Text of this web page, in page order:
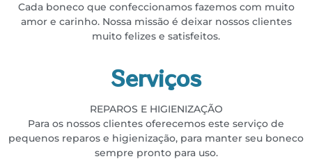
Cada boneco que confeccionamos fazemos com muito
amor e carinho. Nossa missão é deixar nossos clientes
muito felizes e satisfeitos.
Serviços
REPAROS E HIGIENIZAÇÃO
Para os nossos clientes oferecemos este serviço de
pequenos reparos e higienização, para manter seu boneco
sempre pronto para uso.